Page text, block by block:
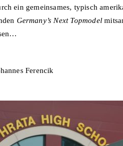
ein gemeinsames, typisch
Germany’s Next Topmodel
Ferencik